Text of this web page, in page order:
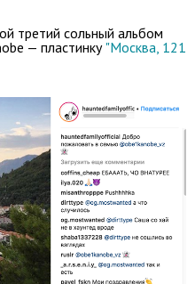
третий сольный альбом
— пластинку "Москва, 121